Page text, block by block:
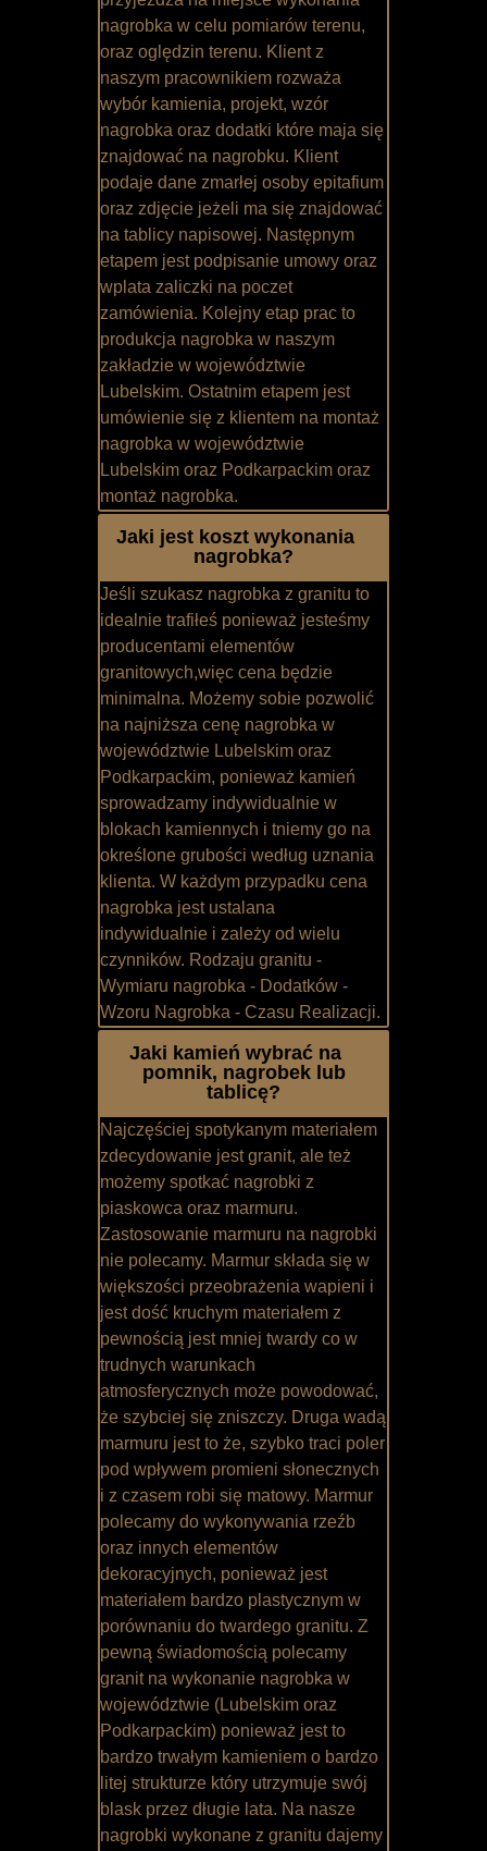
nagrobka w celu pomiarów terenu,
oraz oględzin terenu. Klient z
naszym pracownikiem rozważa
wybór kamienia, projekt, wzór
nagrobka oraz dodatki które maja się
znajdować na nagrobku. Klient
podaje dane zmarłej osoby epitafium
oraz zdjęcie jeżeli ma się znajdować
na tablicy napisowej. Następnym
etapem jest podpisanie umowy oraz
wplata zaliczki na poczet
zamówienia. Kolejny etap prac to
produkcja nagrobka w naszym
zakładzie w województwie
Lubelskim. Ostatnim etapem jest
umówienie się z klientem na montaż
nagrobka w województwie
Lubelskim oraz Podkarpackim oraz
montaż nagrobka.
Jaki jest koszt wykonania
nagrobka?
Jeśli szukasz nagrobka z granitu to
idealnie trafiłeś ponieważ jesteśmy
producentami elementów
granitowych,więc cena będzie
minimalna. Możemy sobie pozwolić
na najniższa cenę nagrobka w
województwie Lubelskim oraz
Podkarpackim, ponieważ kamień
sprowadzamy indywidualnie w
blokach kamiennych i tniemy go na
określone grubości według uznania
klienta. W każdym przypadku cena
nagrobka jest ustalana
indywidualnie i zależy od wielu
czynników. Rodzaju granitu -
Wymiaru nagrobka - Dodatków -
Wzoru Nagrobka - Czasu Realizacji.
Jaki kamień wybrać na
pomnik, nagrobek lub
tablicę?
Najczęściej spotykanym materiałem
zdecydowanie jest granit, ale też
możemy spotkać nagrobki z
piaskowca oraz marmuru.
Zastosowanie marmuru na nagrobki
nie polecamy. Marmur składa się w
większości przeobrażenia wapieni i
jest dość kruchym materiałem z
pewnością jest mniej twardy co w
trudnych warunkach
atmosferycznych może powodować,
że szybciej się zniszczy. Druga wadą
marmuru jest to że, szybko traci poler
pod wpływem promieni słonecznych
i z czasem robi się matowy. Marmur
polecamy do wykonywania rzeźb
oraz innych elementów
dekoracyjnych, ponieważ jest
materiałem bardzo plastycznym w
porównaniu do twardego granitu. Z
pewną świadomością polecamy
granit na wykonanie nagrobka w
województwie (Lubelskim oraz
Podkarpackim) ponieważ jest to
bardzo trwałym kamieniem o bardzo
litej strukturze który utrzymuje swój
blask przez długie lata. Na nasze
nagrobki wykonane z granitu dajemy